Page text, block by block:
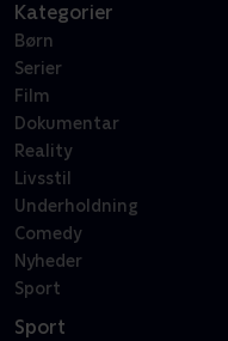
Kategorier
Børn
Serier
Film
Dokumentar
Reality
Livsstil
Underholdning
Comedy
Nyheder
Sport
Sport